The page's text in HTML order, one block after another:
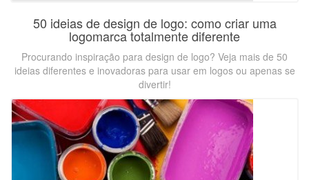
50 ideias de design de logo: como criar uma
logomarca totalmente diferente
Procurando inspiração para design de logo? Veja mais de 50
ideias diferentes e inovadoras para usar em logos ou apenas se
divertir!